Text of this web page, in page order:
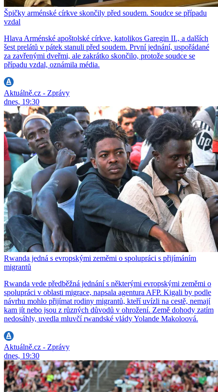
Špičky arménské církve skončily před soudem. Soudce se případu
vzdal
Hlava Arménské apoštolské církve, katolikos Garegin II., a dalších
šest prelátů v pátek stanuli před soudem. První jednání, uspořádané
za zavřenými dveřmi, ale zakrátko skončilo, protože soudce se
případu vzdal, oznámila média.
Aktuálně.cz - Zprávy
dnes, 19:30
Rwanda jedná s evropskými zeměmi o spolupráci s přijímáním
migrantů
Rwanda vede předběžná jednání s některými evropskými zeměmi o
spolupráci v oblasti migrace, napsala agentura AFP. Kigali by podle
návrhu mohlo přijímat rodiny migrantů, kteří uvízli na cestě, nemají
kam jít nebo jsou z různých důvodů v ohrožení. Země dohody zatím
nedosáhly, uvedla mluvčí rwandské vlády Yolande Makoloová.
Aktuálně.cz - Zprávy
dnes, 19:30